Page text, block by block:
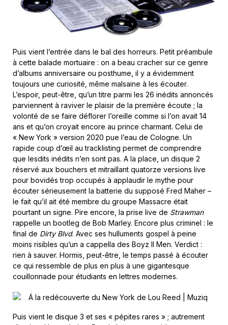
Puis vient l’entrée dans le bal des horreurs. Petit préambule
à cette balade mortuaire : on a beau cracher sur ce genre
d’albums anniversaire ou posthume, il y a évidemment
toujours une curiosité, même malsaine à les écouter.
L’espoir, peut-être, qu’un titre parmi les 26 inédits annoncés
parviennent à raviver le plaisir de la première écoute ; la
volonté de se faire déflorer l’oreille comme si l’on avait 14
ans et qu’on croyait encore au prince charmant. Celui de
« New York » version 2020 pue l’eau de Cologne. Un
rapide coup d’œil au tracklisting permet de comprendre
que lesdits inédits n’en sont pas. A la place, un disque 2
réservé aux bouchers et mitraillant quatorze versions live
pour bovidés trop occupés à applaudir le mythe pour
écouter sérieusement la batterie du supposé Fred Maher –
le fait qu’il ait été membre du groupe Massacre était
pourtant un signe. Pire encore, la prise live de Strawman
rappelle un bootleg de Bob Marley. Encore plus criminel : le
final de Dirty Blvd. Avec ses hulluments gospel à peine
moins risibles qu’un a cappella des Boyz II Men. Verdict :
rien à sauver. Hormis, peut-être, le temps passé à écouter
ce qui ressemble de plus en plus à une gigantesque
couillonnade pour étudiants en lettres modernes.
Puis vient le disque 3 et ses « pépites rares » ; autrement